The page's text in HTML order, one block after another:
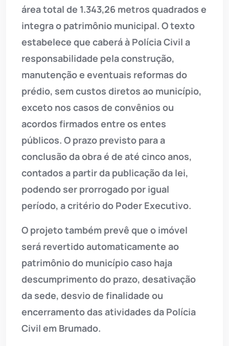
área total de 1.343,26 metros quadrados e
integra o patrimônio municipal. O texto
estabelece que caberá à Polícia Civil a
responsabilidade pela construção,
manutenção e eventuais reformas do
prédio, sem custos diretos ao município,
exceto nos casos de convênios ou
acordos firmados entre os entes
públicos. O prazo previsto para a
conclusão da obra é de até cinco anos,
contados a partir da publicação da lei,
podendo ser prorrogado por igual
período, a critério do Poder Executivo.
O projeto também prevê que o imóvel
será revertido automaticamente ao
patrimônio do município caso haja
descumprimento do prazo, desativação
da sede, desvio de finalidade ou
encerramento das atividades da Polícia
Civil em Brumado.